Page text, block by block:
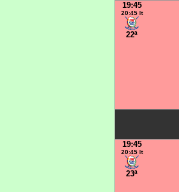
19:45
20:45 It
22ª
19:45
20:45 It
23ª